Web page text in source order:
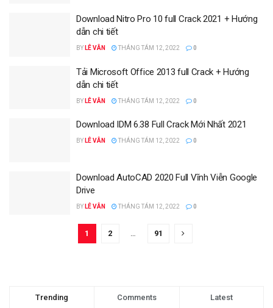
Download Nitro Pro 10 full Crack 2021 + Hướng
dẫn chi tiết
BY LÊ VÂN THÁNG TÁM 12, 2022 0
Tải Microsoft Office 2013 full Crack + Hướng
dẫn chi tiết
BY LÊ VÂN THÁNG TÁM 12, 2022 0
Download IDM 6.38 Full Crack Mới Nhất 2021
BY LÊ VÂN THÁNG TÁM 12, 2022 0
Download AutoCAD 2020 Full Vĩnh Viễn Google
Drive
BY LÊ VÂN THÁNG TÁM 12, 2022 0
1 2 … 91
Trending Comments Latest